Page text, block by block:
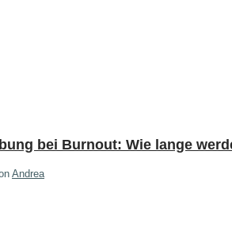
bei Burnout: Wie lange
Andrea